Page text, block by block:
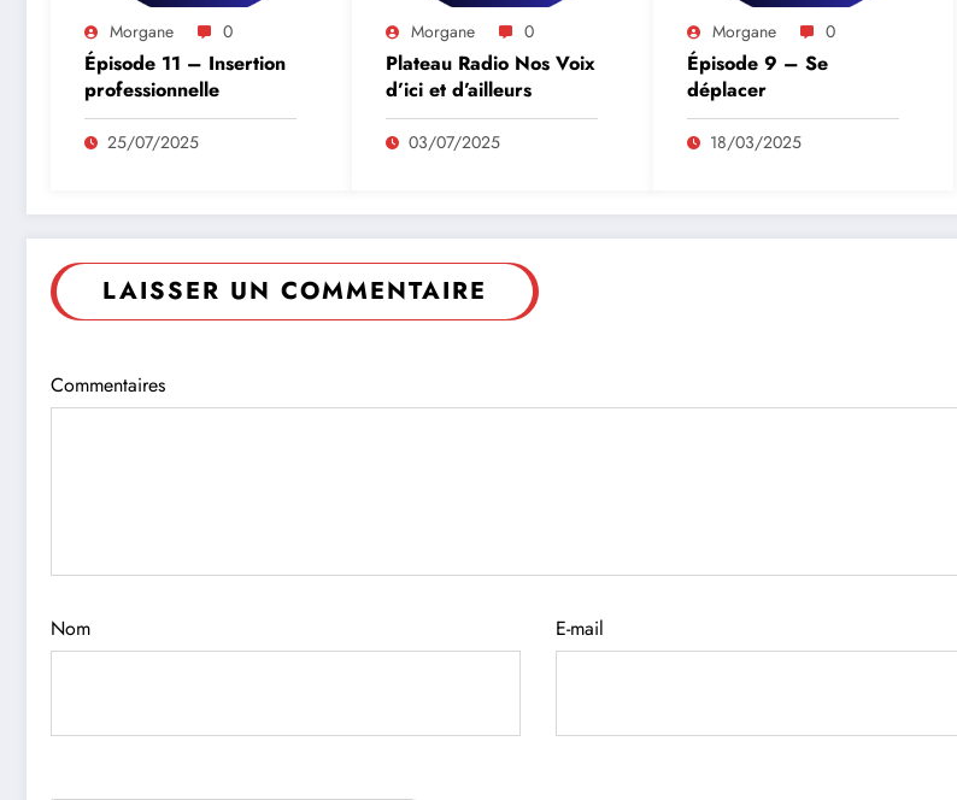
Morgane 0
Épisode 11 – Insertion
professionnelle
25/07/2025
Morgane 0
Plateau Radio Nos Voix
d’ici et d’ailleurs
03/07/2025
Morgane 0
Épisode 9 – Se
déplacer
18/03/2025
LAISSER UN COMMENTAIRE
Commentaires
Nom E-mail